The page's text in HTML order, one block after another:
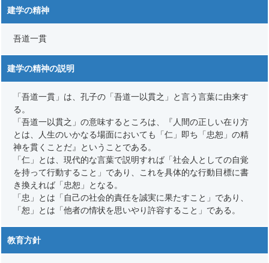
建学の精神
吾道一貫
建学の精神の説明
「吾道一貫」は、孔子の「吾道一以貫之」と言う言葉に由来す
る。
「吾道一以貫之」の意味するところは、『人間の正しい在り方
とは、人生のいかなる場面においても「仁」即ち「忠恕」の精
神を貫くことだ』ということである。
「仁」とは、現代的な言葉で説明すれば「社会人としての自覚
を持って行動すること」であり、これを具体的な行動目標に書
き換えれば「忠恕」となる。
「忠」とは「自己の社会的責任を誠実に果たすこと」であり、
「恕」とは「他者の情状を思いやり許容すること」である。
教育方針